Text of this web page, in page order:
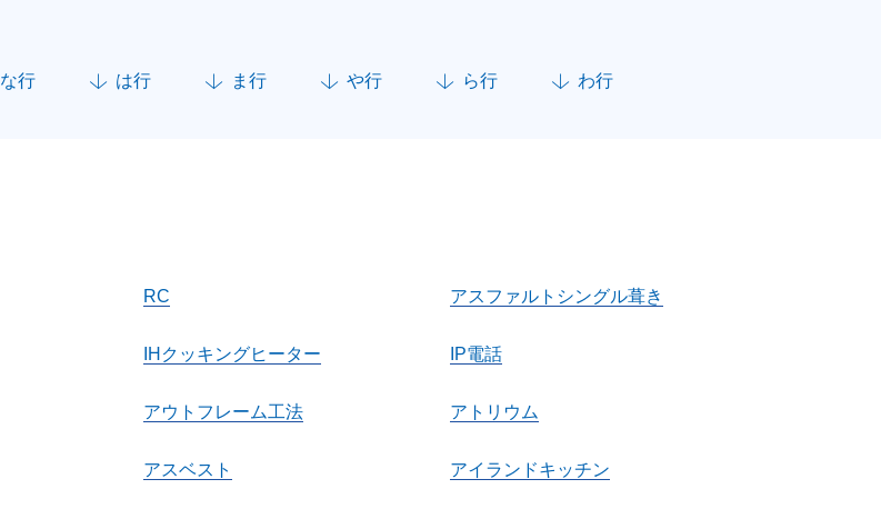
な行 は行 ま行 や行 ら行 わ行
RC アスファルトシングル葺き
IHクッキングヒーター IP電話
アウトフレーム工法 アトリウム
アスベスト アイランドキッチン